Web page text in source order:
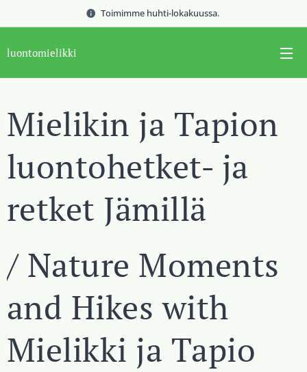
Toimimme huhti-lokakuussa.
luontomielikki
Mielikin ja Tapion
luontohetket- ja
retket Jämillä
/ Nature Moments
and Hikes with
Mielikki ja Tapio